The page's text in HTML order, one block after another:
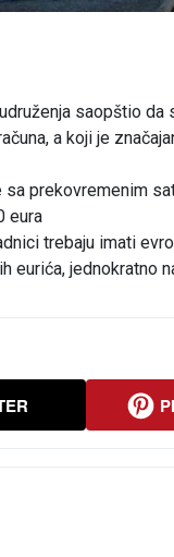
saopštio da
a koji je
prekovremenim
eura
trebaju imati
eurića, jednokratno